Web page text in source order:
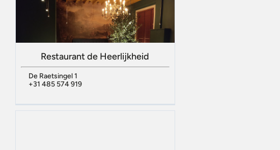
Restaurant de Heerlijkheid
De Raetsingel 1
+31 485 574 919